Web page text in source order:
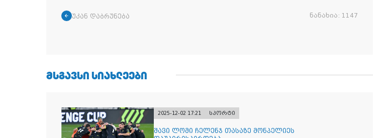
უკან დაბრუნება ნანახია: 1147
ᲛᲡᲒᲐᲕᲡᲘ ᲡᲘᲐᲮᲚᲔᲔᲑᲘ
2025-12-02 17:21 სპორტი
შავი ლომი ჩელენჯ თასაზე მონპელიეს